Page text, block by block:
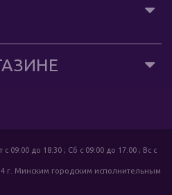
09:00 до 18:30 ; Сб c 09:00 до 17:00 ; Вс c
г. Минским городским исполнительным